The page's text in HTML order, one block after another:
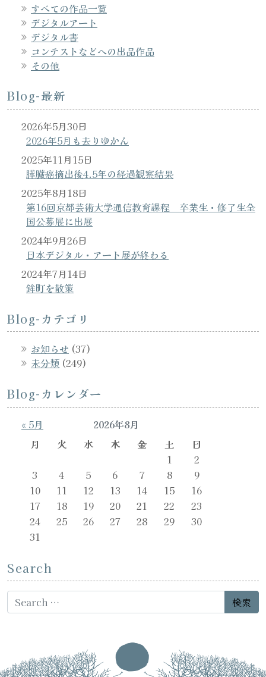
すべての作品一覧
デジタルアート
デジタル書
コンテストなどへの出品作品
その他
Blog-最新
2026年5月も去りゆかん
2026年5月30日
膵臓癌摘出後4.5年の経過観察結果
2025年11月15日
第16回京都芸術大学通信教育課程 卒業生・修了生全
国公募展に出展
2025年8月18日
日本デジタル・アート展が終わる
2024年9月26日
鉾町を散策
2024年7月14日
Blog-カテゴリ
お知らせ (37)
未分類 (249)
Blog-カレンダー
2026年8月
月
火 水 木 金 土
日
1
2
3
4 5 6 7 8
9
10
11 12 13 14 15
16
17
18 19 20 21 22
23
24
25 26 27 28 29
30
31
« 5月
Search
Search for: